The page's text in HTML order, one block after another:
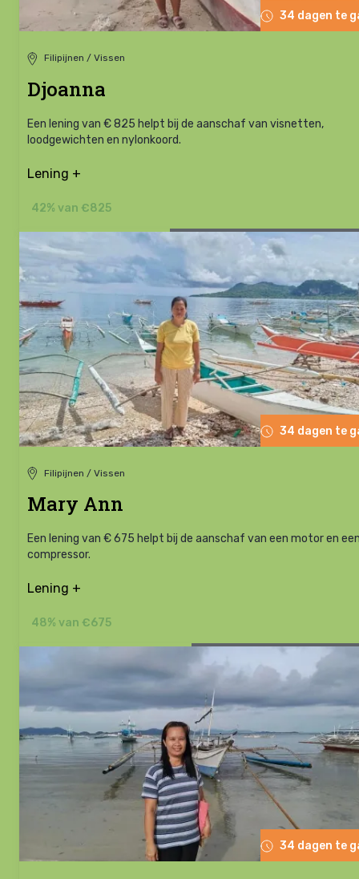
34 dagen te
Filipijnen / Vissen
Djoanna
Een lening van € 825 helpt bij de aanschaf van visnetten,
loodgewichten en nylonkoord.
Lening +
42% van €825
34 dagen te
Filipijnen / Vissen
Mary Ann
Een lening van € 675 helpt bij de aanschaf van een motor en
compressor.
Lening +
48% van €675
34 dagen te